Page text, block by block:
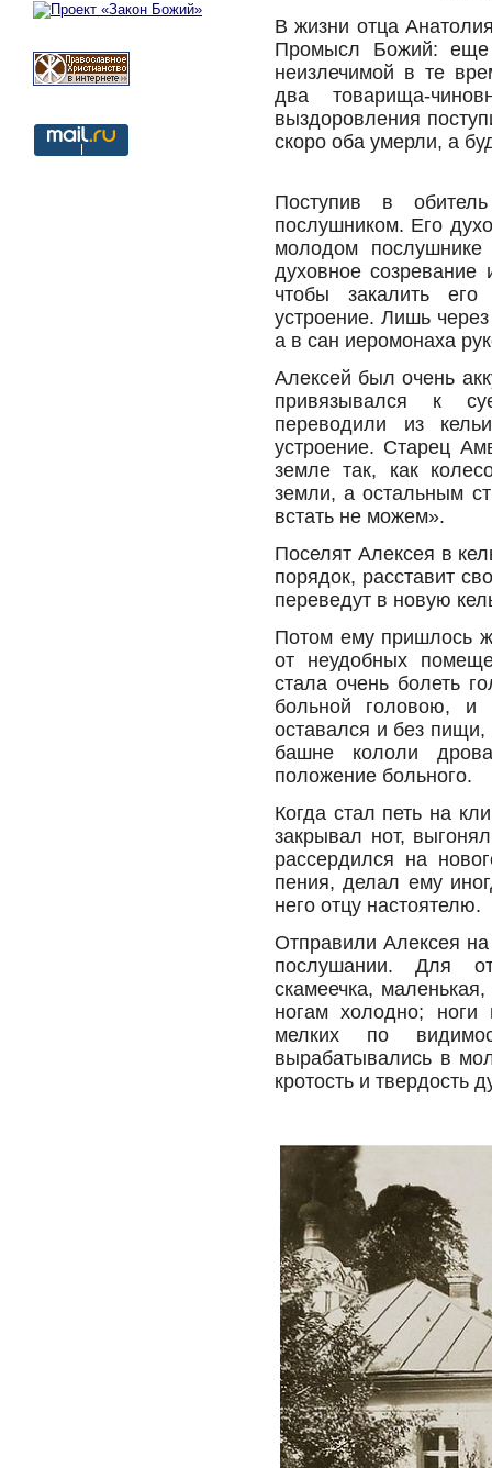
В жизни отца
Промысл Божий: еще
неизлечимой в те
два товарища-
выздоровления
скоро оба умерли, а
Поступив в
послушником. Его
молодом
духовное созревание
чтобы закалить
устроение. Лишь
а в сан иеромонаха
Алексей был очень
привязывался к
переводили из
устроение. Старец
земле так, как
земли, а остальным
встать не можем».
Поселят Алексея в
порядок, расставит
переведут в новую
Потом ему пришлось
от неудобных
стала очень болеть
больной головою, и
оставался и без пищи,
башне кололи
положение больного.
Когда стал петь на
закрывал нот,
рассердился на
пения, делал ему
него отцу настоятелю.
Отправили Алексея
послушании. Для
скамеечка,
ногам холодно; ноги
мелких по
вырабатывались в
кротость и твердость